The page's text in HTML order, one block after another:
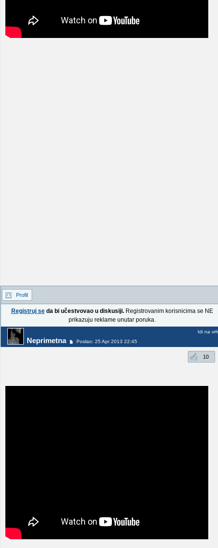
Profil
Registruj seda bi učestvovao u diskusiji.Registrovanim korisnicima se NE
prikazuju reklame unutar poruka.
Neprimetna Poslao: 25 Apr 2013 22:45
Idi na vrh
10